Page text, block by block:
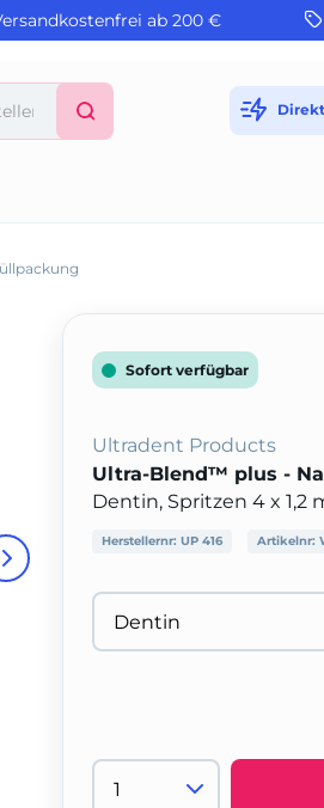
ab 200 €
Sofort verfügbar
Ultradent Products
Ultra-Blend™ plus -
Dentin, Spritzen 4 x 1,2
Herstellernr: UP 416 Artikelnr: